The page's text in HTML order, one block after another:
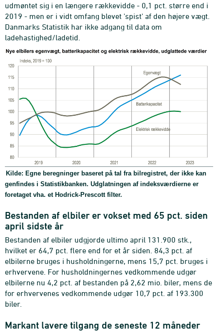
udmøntet sig i en længere rækkevidde - 0,1 pct. større end i
2019 - men er i vidt omfang blevet 'spist' af den højere vægt.
Danmarks Statistik har ikke adgang til data om
ladehastighed/ladetid.
Kilde: Egne beregninger baseret på tal fra bilregistret, der ikke kan
genfindes i Statistikbanken. Udglatningen af indeksværdierne er
foretaget vha. et Hodrick-Prescott filter.
Bestanden af elbiler er vokset med 65 pct. siden
april sidste år
Bestanden af elbiler udgjorde ultimo april 131.900 stk.,
hvilket er 64,7 pct. flere end for et år siden. 84,3 pct. af
elbilerne bruges i husholdningerne, mens 15,7 pct. bruges i
erhvervene. For husholdningernes vedkommende udgør
elbilerne nu 4,2 pct. af bestanden på 2,62 mio. biler, mens de
for erhvervenes vedkommende udgør 10,7 pct. af 193.300
biler.
Markant lavere tilgang de seneste 12 måneder